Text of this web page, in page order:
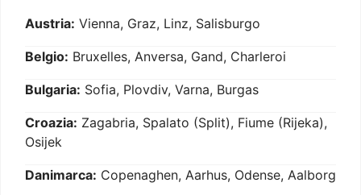
Austria: Vienna, Graz, Linz, Salisburgo
Belgio: Bruxelles, Anversa, Gand, Charleroi
Bulgaria: Sofia, Plovdiv, Varna, Burgas
Croazia: Zagabria, Spalato (Split), Fiume (Rijeka),
Osijek
Danimarca: Copenaghen, Aarhus, Odense, Aalborg